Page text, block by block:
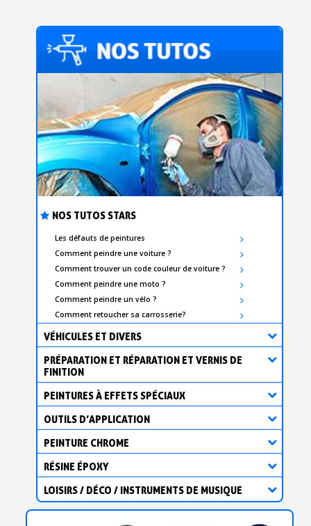
NOS TUTOS STARS
Les défauts de peintures
Comment peindre une voiture ?
Comment trouver un code couleur de voiture ?
Comment peindre une moto ?
Comment peindre un vélo ?
Comment retoucher sa carrosserie?
VÉHICULES ET DIVERS
PRÉPARATION ET RÉPARATION ET VERNIS DE
FINITION
PEINTURES À EFFETS SPÉCIAUX
OUTILS D’APPLICATION
PEINTURE CHROME
RÉSINE ÉPOXY
LOISIRS / DÉCO / INSTRUMENTS DE MUSIQUE